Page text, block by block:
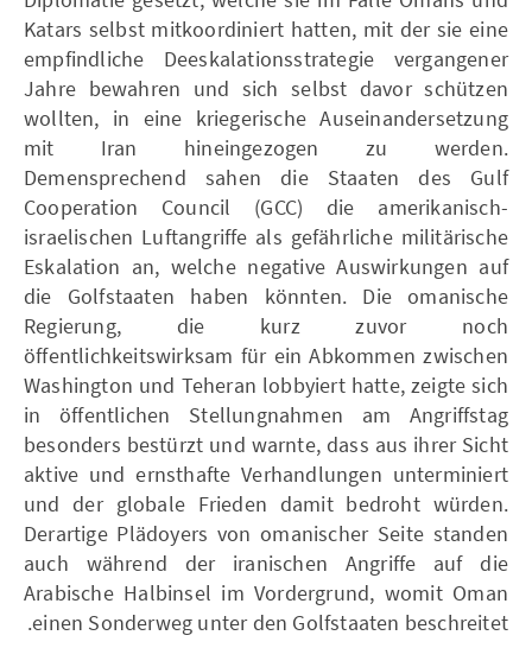
Katars selbst mitkoordiniert hatten, mit der sie eine
empfindliche Deeskalationsstrategie vergangener
Jahre bewahren und sich selbst davor schützen
wollten, in eine kriegerische Auseinandersetzung
mit Iran hineingezogen zu werden.
Demensprechend sahen die Staaten des Gulf
Cooperation Council (GCC) die amerikanisch-
israelischen Luftangriffe als gefährliche militärische
Eskalation an, welche negative Auswirkungen auf
die Golfstaaten haben könnten. Die omanische
Regierung, die kurz zuvor noch
öffentlichkeitswirksam für ein Abkommen zwischen
Washington und Teheran lobbyiert hatte, zeigte sich
in öffentlichen Stellungnahmen am Angriffstag
besonders bestürzt und warnte, dass aus ihrer Sicht
aktive und ernsthafte Verhandlungen unterminiert
und der globale Frieden damit bedroht würden.
Derartige Plädoyers von omanischer Seite standen
auch während der iranischen Angriffe auf die
Arabische Halbinsel im Vordergrund, womit Oman
einen Sonderweg unter den Golfstaaten beschreitet.